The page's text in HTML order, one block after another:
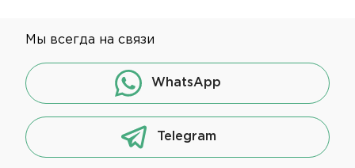
Мы всегда на связи
WhatsApp
Telegram